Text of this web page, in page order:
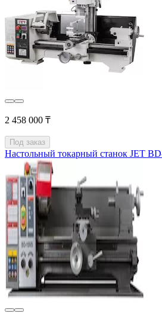
2 458 000 ₸
Под заказ
Настольный токарный станок JET